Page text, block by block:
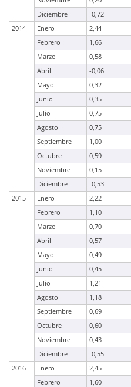
Diciembre
-0,72
2014
Enero 2,44
Febrero
1,66
Marzo
0,58
Abril
-0,06
Mayo
0,32
Junio
0,35
Julio
0,75
Agosto
0,75
Septiembre
1,00
Octubre
0,59
Noviembre
0,15
Diciembre
-0,53
2015
Enero 2,22
Febrero
1,10
Marzo
0,70
Abril
0,57
Mayo
0,49
Junio
0,45
Julio
1,21
Agosto
1,18
Septiembre
0,69
Octubre
0,60
Noviembre
0,43
Diciembre
-0,55
2016
Enero 2,45
Febrero
1,60